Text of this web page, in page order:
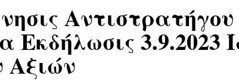
3.9.2023
Αξιών